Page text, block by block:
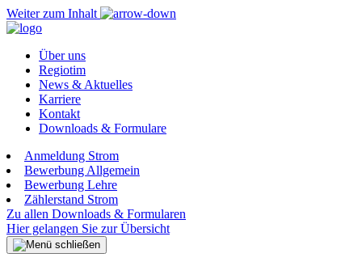
Weiter zum Inhalt
Über uns
Regiotim
News & Aktuelles
Karriere
Kontakt
Downloads & Formulare
Anmeldung Strom
Bewerbung Allgemein
Bewerbung Lehre
Zählerstand Strom
Zu allen Downloads & Formularen
Hier gelangen Sie zur Übersicht